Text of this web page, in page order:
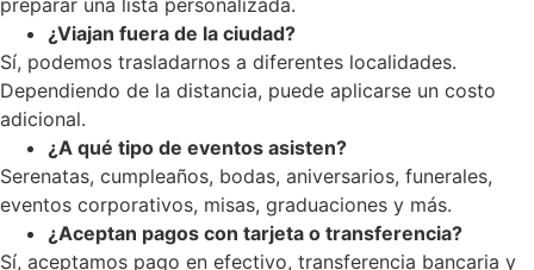
¿Viajan fuera de la ciudad?
Sí, podemos trasladarnos a diferentes localidades.
Dependiendo de la distancia, puede aplicarse un costo
adicional.
¿A qué tipo de eventos asisten?
Serenatas, cumpleaños, bodas, aniversarios, funerales,
eventos corporativos, misas, graduaciones y más.
¿Aceptan pagos con tarjeta o transferencia?
Sí, aceptamos pago en efectivo, transferencia bancaria y